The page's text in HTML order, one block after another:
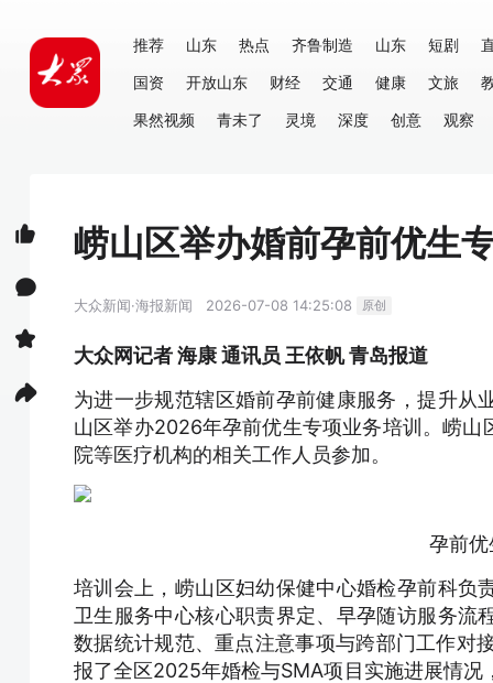
推荐 山东 热点 齐鲁制造 山东 短剧
国资
开放山东 财经 交通 健康 文旅
果然视频
青未了 灵境 深度 创意 观察
崂山区举办婚前孕前优生
大众新闻·海报新闻 2026-07-08 14:25:08 原创
大众网记者 海康 通讯员 王依帆 青岛报道
为进一步规范辖区婚前孕前健康服务，提升从
山区举办2026年孕前优生专项业务培训。崂
院等医疗机构的相关工作人员参加。
孕前优
培训会上，崂山区妇幼保健中心婚检孕前科负
卫生服务中心核心职责界定、早孕随访服务流
数据统计规范、重点注意事项与跨部门工作对
报了全区2025年婚检与SMA项目实施进展情